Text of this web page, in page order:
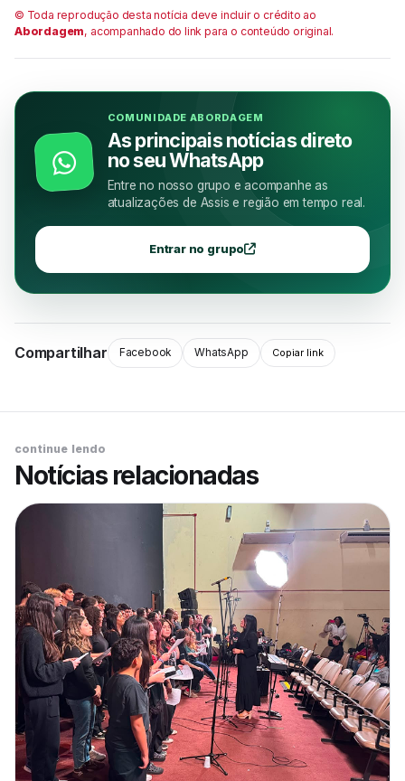
© Toda reprodução desta notícia deve incluir o crédito ao
Abordagem, acompanhado do link para o conteúdo original.
COMUNIDADE ABORDAGEM
As principais notícias direto
no seu WhatsApp
Entre no nosso grupo e acompanhe as
atualizações de Assis e região em tempo real.
Entrar no grupo
Compartilhar Facebook WhatsApp Copiar link
continue lendo
Notícias relacionadas